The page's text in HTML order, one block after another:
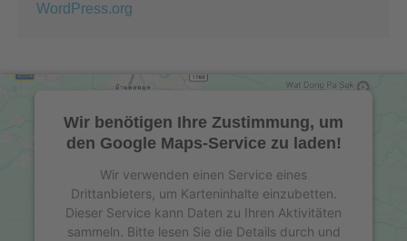
WordPress.org
Wir benötigen Ihre Zustimmung, um
den Google Maps-Service zu laden!
Wir verwenden einen Service eines
Drittanbieters, um Karteninhalte einzubetten.
Dieser Service kann Daten zu Ihren Aktivitäten
sammeln. Bitte lesen Sie die Details durch und